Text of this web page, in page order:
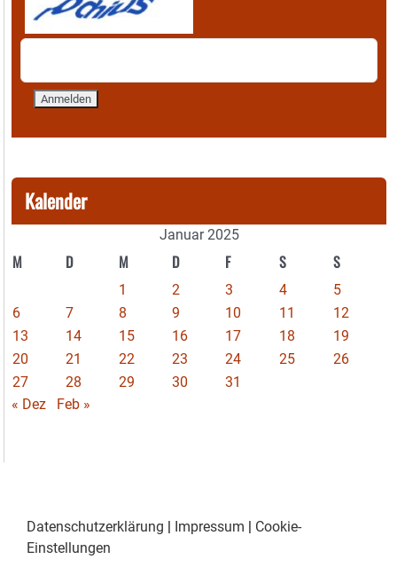
Kalender
Januar 2025
M D M D F S S
1 2 3 4
5
6
7 8 9 10 11
12
13
14 15 16 17 18
19
20
21 22 23 24 25
26
27
28 29 30
31
« Dez
Feb »
Datenschutzerklärung | Impressum | Cookie-
Einstellungen